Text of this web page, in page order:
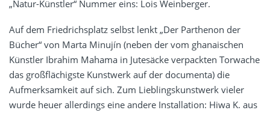
„Natur-Künstler“ Nummer eins: Lois Weinberger.
Auf dem Friedrichsplatz selbst lenkt „Der Parthenon der
Bücher“ von Marta Minujín (neben der vom ghanaischen
Künstler Ibrahim Mahama in Jutesäcke verpackten Torwache
das großflächigste Kunstwerk auf der documenta) die
Aufmerksamkeit auf sich. Zum Lieblingskunstwerk vieler
wurde heuer allerdings eine andere Installation: Hiwa K. aus